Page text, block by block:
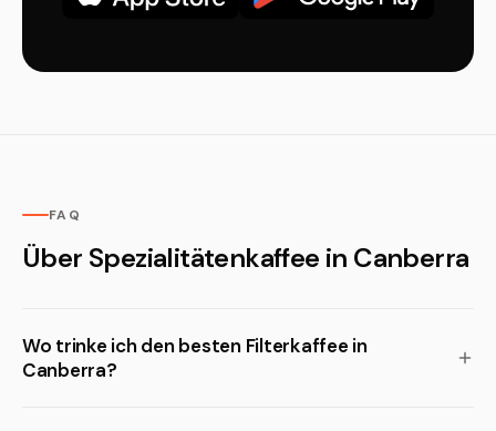
FAQ
Über Spezialitätenkaffee in Canberra
Wo trinke ich den besten Filterkaffee in
Canberra?